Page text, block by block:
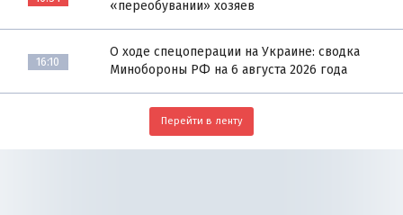
«переобувании» хозяев
16:10
О ходе спецоперации на Украине: сводка
Минобороны РФ на 6 августа 2026 года
Перейти в ленту